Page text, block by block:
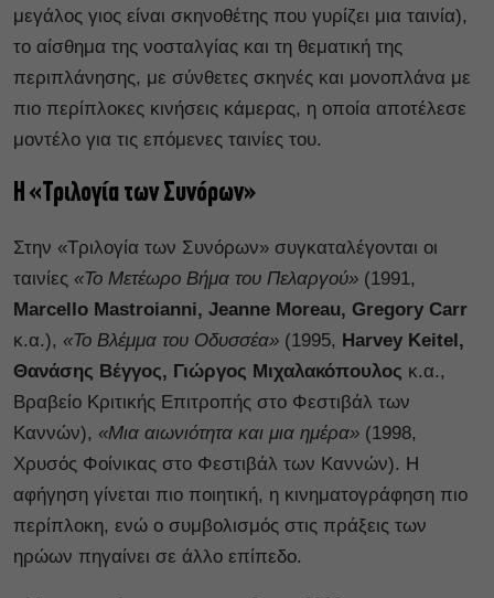
μεγάλος γιος είναι σκηνοθέτης που γυρίζει μια ταινία),
το αίσθημα της νοσταλγίας και τη θεματική της
περιπλάνησης, με σύνθετες σκηνές και μονοπλάνα με
πιο περίπλοκες κινήσεις κάμερας, η οποία αποτέλεσε
μοντέλο για τις επόμενες ταινίες του.
Η «Τριλογία των Συνόρων»
Στην «Τριλογία των Συνόρων» συγκαταλέγονται οι
ταινίες «Το Μετέωρο Βήμα του Πελαργού» (1991,
Marcello Mastroianni, Jeanne Moreau, Gregory Carr
κ.α.), «Το Βλέμμα του Οδυσσέα» (1995, Harvey Keitel,
Θανάσης Βέγγος, Γιώργος Μιχαλακόπουλος κ.α.,
Βραβείο Κριτικής Επιτροπής στο Φεστιβάλ των
Καννών), «Μια αιωνιότητα και μια ημέρα» (1998,
Χρυσός Φοίνικας στο Φεστιβάλ των Καννών). Η
αφήγηση γίνεται πιο ποιητική, η κινηματογράφηση πιο
περίπλοκη, ενώ ο συμβολισμός στις πράξεις των
ηρώων πηγαίνει σε άλλο επίπεδο.